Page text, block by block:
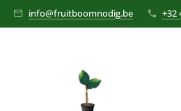
info@fruitboomnodig.be +32